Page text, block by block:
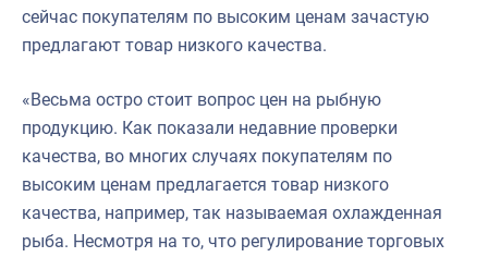
Большая африканская экспедиция
События в России и мире
сейчас покупателям по высоким ценам зачастую
предлагают товар низкого качества.
«Весьма остро стоит вопрос цен на рыбную
продукцию. Как показали недавние проверки
качества, во многих случаях покупателям по
высоким ценам предлагается товар низкого
качества, например, так называемая охлажденная
рыба. Несмотря на то, что регулирование торговых